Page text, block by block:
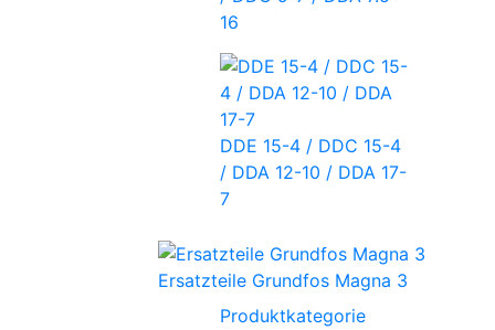
16
DDE 15-4 / DDC 15-4
/ DDA 12-10 / DDA 17-
7
Ersatzteile Grundfos Magna 3
Produktkategorie